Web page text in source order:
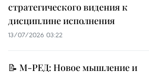
стратегического видения к
дисциплине исполнения
13/07/2026 03:22
📝 М-РЕД: Новое мышление и